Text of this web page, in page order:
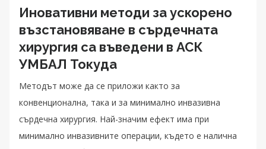
Иновативни методи за ускорено
възстановяване в сърдечната
хирургия са въведени в АСК
УМБАЛ Токуда
Методът може да се приложи както за
конвенционална, така и за минимално инвазивна
сърдечна хирургия. Най-значим ефект има при
минимално инвазивните операции, където е налична